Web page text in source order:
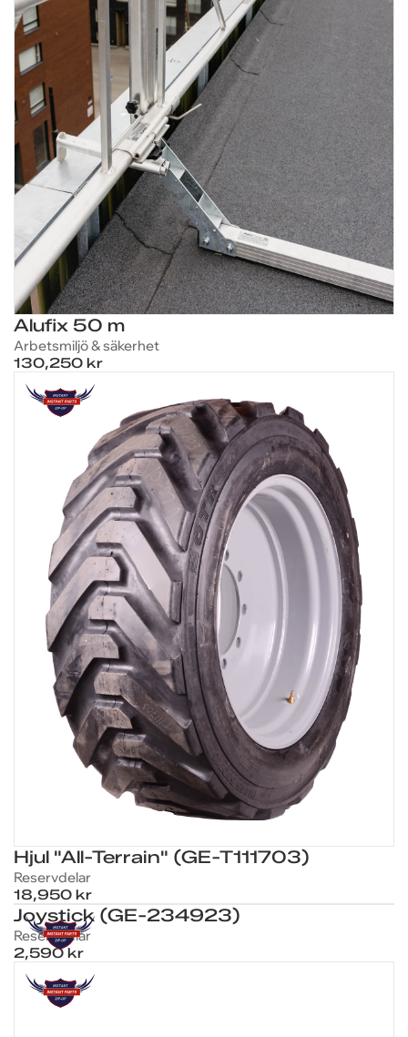
08-97 04 80
Göteborg
031-23 07 20
säkerhet
Industri
och
offentlig
sektor
Företag
Privatpersoner
Alufix 50 m
Arbetsmiljö & säkerhet
130,250 kr
Hjul "All-Terrain" (GE-T111703)
Reservdelar
18,950 kr
Joystick (GE-234923)
Reservdelar
2,590 kr